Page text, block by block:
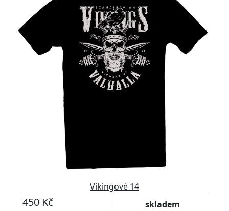
Vikingové 14
450 Kč skladem